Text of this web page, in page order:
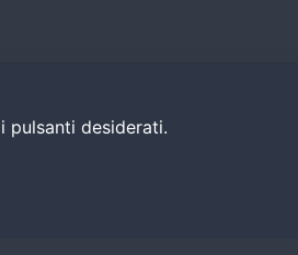
pulsanti desiderati.